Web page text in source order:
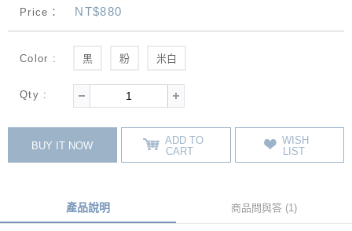
Price： NT$880
Color : 黑 粉 米白
Qty :
BUY IT NOW
ADD TO
CART
WISH
LIST
產品說明 商品問與答 (1)